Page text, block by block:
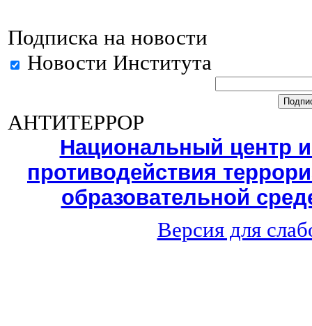
Подписка на новости
Новости Института
АНТИТЕРРОР
Национальный центр
противодействия
образовательной
Версия для